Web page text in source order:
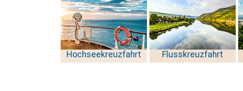
Hochseekreuzfahrt Flusskreuzfahrt